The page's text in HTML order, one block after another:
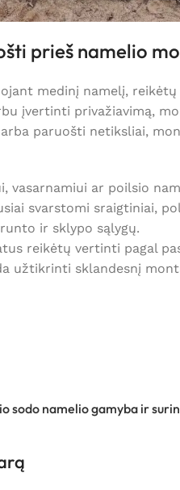
prieš namelio
medinį namelį,
įvertinti privažiavimą,
paruošti netiksliai,
vasarnamiui ar poilsio
svarstomi sraigtiniai,
ir sklypo sąlygų.
reikėtų vertinti pagal
užtikrinti sklandesnį
sodo namelio gamyba ir